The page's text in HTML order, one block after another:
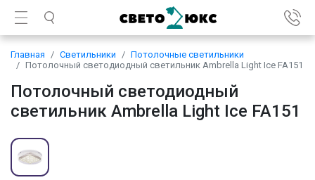
Главная Светильники
Потолочные светильники
Потолочный светодиодный светильник Ambrella Light Ice FA151
Потолочный светодиодный
светильник Ambrella Light Ice FA151